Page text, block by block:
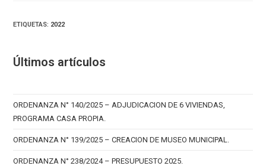
ETIQUETAS: 2022
Últimos artículos
ORDENANZA N° 140/2025 – ADJUDICACION DE 6 VIVIENDAS,
PROGRAMA CASA PROPIA.
ORDENANZA N° 139/2025 – CREACION DE MUSEO MUNICIPAL.
ORDENANZA N° 238/2024 – PRESUPUESTO 2025.